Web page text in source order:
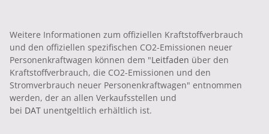
Weitere Informationen zum offiziellen Kraftstoffverbrauch
und den offiziellen spezifischen CO2-Emissionen neuer
Personenkraftwagen können dem "Leitfaden über den
Kraftstoffverbrauch, die CO2-Emissionen und den
Stromverbrauch neuer Personenkraftwagen" entnommen
werden, der an allen Verkaufsstellen und
bei DAT unentgeltlich erhältlich ist.